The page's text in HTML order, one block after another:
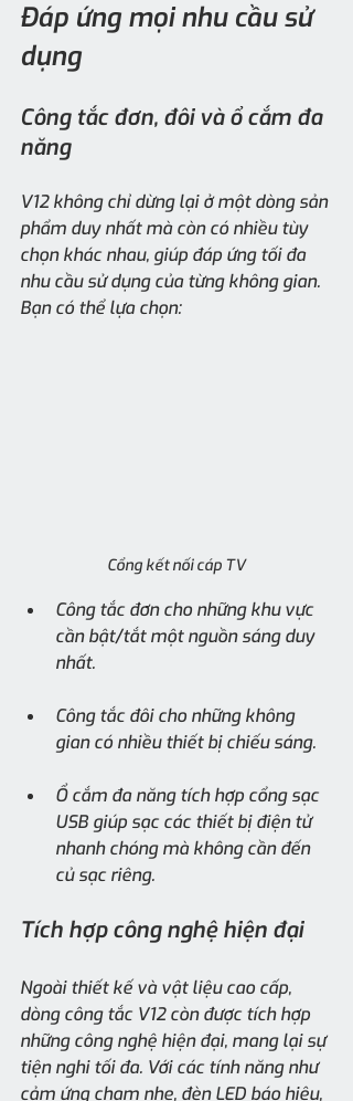
Đáp ứng mọi nhu cầu sử
dụng
Công tắc đơn, đôi và ổ cắm đa
năng
V12 không chỉ dừng lại ở một dòng sản
phẩm duy nhất mà còn có nhiều tùy
chọn khác nhau, giúp đáp ứng tối đa
nhu cầu sử dụng của từng không gian.
Bạn có thể lựa chọn:
Cổng kết nối cáp TV
Công tắc đơn cho những khu vực
cần bật/tắt một nguồn sáng duy
nhất.
Công tắc đôi cho những không
gian có nhiều thiết bị chiếu sáng.
Ổ cắm đa năng tích hợp cổng sạc
USB giúp sạc các thiết bị điện tử
nhanh chóng mà không cần đến
củ sạc riêng.
Tích hợp công nghệ hiện đại
Ngoài thiết kế và vật liệu cao cấp,
dòng công tắc V12 còn được tích hợp
những công nghệ hiện đại, mang lại sự
tiện nghi tối đa. Với các tính năng như
cảm ứng chạm nhẹ, đèn LED báo hiệu,